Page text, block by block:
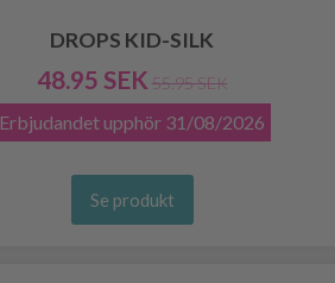
DROPS KID-SILK
48.95 SEK 55.95 SEK
Erbjudandet upphör 31/08/2026
Se produkt